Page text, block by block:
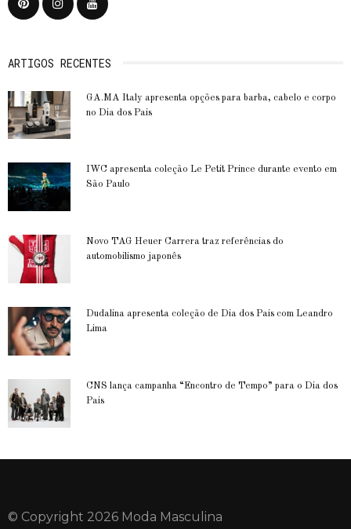
ARTIGOS RECENTES
GA.MA Italy apresenta opções para barba, cabelo e corpo
no Dia dos Pais
IWC apresenta coleção Le Petit Prince durante evento em
São Paulo
Novo TAG Heuer Carrera traz referências do
automobilismo japonês
Dudalina apresenta coleção de Dia dos Pais com Leandro
Lima
CNS lança campanha “Encontro de Tempo” para o Dia dos
Pais
© Copyright 2026 Moda Masculina